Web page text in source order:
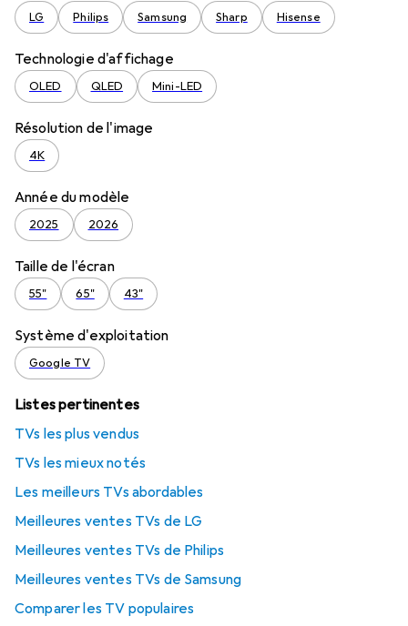
LG Philips Samsung Sharp Hisense
Technologie d'affichage
OLED QLED Mini-LED
Résolution de l'image
4K
Année du modèle
2025 2026
Taille de l'écran
55" 65" 43"
Système d'exploitation
Google TV
Listes pertinentes
TVs les plus vendus
TVs les mieux notés
Les meilleurs TVs abordables
Meilleures ventes TVs de LG
Meilleures ventes TVs de Philips
Meilleures ventes TVs de Samsung
Comparer les TV populaires